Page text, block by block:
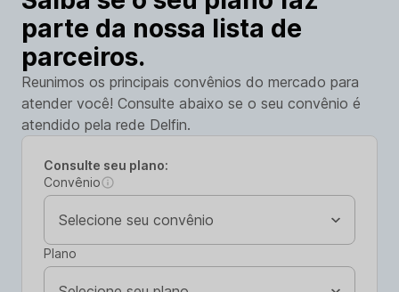
parte da nossa lista de
parceiros.
Reunimos os principais convênios do mercado para
atender você! Consulte abaixo se o seu convênio é
atendido pela rede Delfin.
Consulte seu plano:
Convênio
Plano